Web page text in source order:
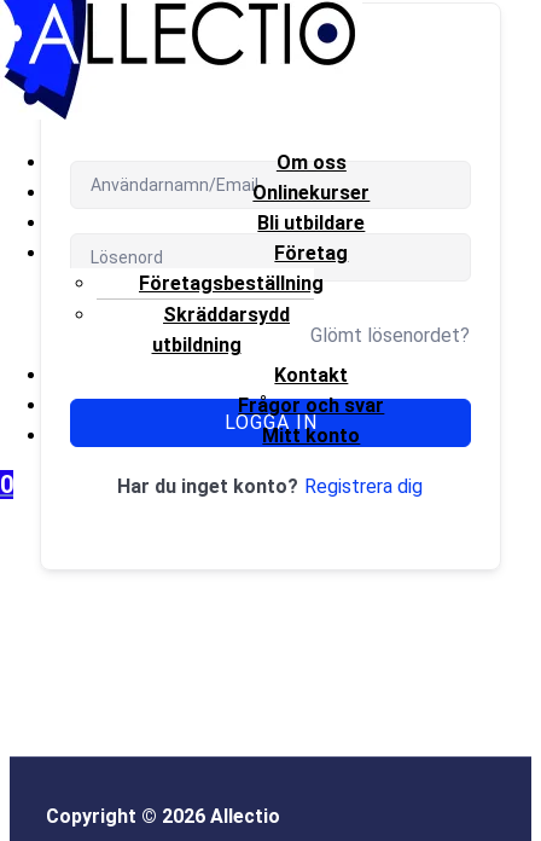
Om oss
Onlinekurser
Bli utbildare
Företag
Företagsbeställning
Skräddarsydd
utbildning
Kontakt
Frågor och svar
Mitt konto
0
Välkommen till Allectio!
Håll mig inloggad Glömt lösenordet?
LOGGA IN
Har du inget konto? Registrera dig
Copyright © 2026 Allectio